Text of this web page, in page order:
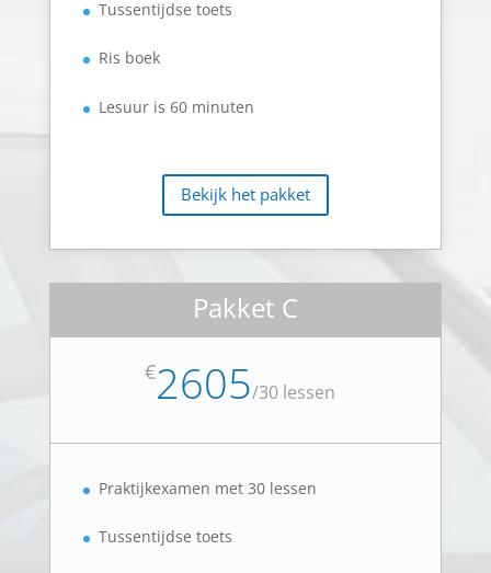
Tussentijdse toets
Ris boek
Lesuur is 60 minuten
Bekijk het pakket
Pakket C
€2605/30 lessen
Praktijkexamen met 30 lessen
Tussentijdse toets